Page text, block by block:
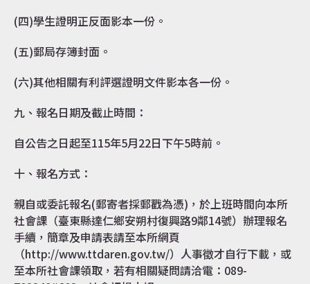
(四)學生證明正反面影本一份。
(五)郵局存簿封面。
(六)其他相關有利評選證明文件影本各一份。
九、報名日期及截止時間：
自公告之日起至115年5月22日下午5時前。
十、報名方式：
親自或委託報名(郵寄者採郵戳為憑)，於上班時間向本所
社會課（臺東縣達仁鄉安朔村復興路9鄰14號）辦理報名
手續，簡章及申請表請至本所網頁
（http://www.ttdaren.gov.tw/）人事徵才自行下載，或
至本所社會課領取，若有相關疑問請洽電：089-